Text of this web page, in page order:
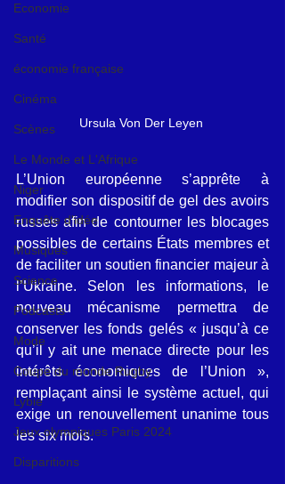
Economie
Santé
économie française
Cinéma
Scènes
Le Monde et L'Afrique
Niger
Enquête d'idée
Musiques
Science
Podcasts
Mode
Coupe du monde Rugby
Lybie
Jeux olympiques Paris 2024
Disparitions
Ursula Von Der Leyen
L’Union européenne s’apprête à
modifier son dispositif de gel des avoirs
russes afin de contourner les blocages
possibles de certains États membres et
de faciliter un soutien financier majeur à
l’Ukraine. Selon les informations, le
nouveau mécanisme permettra de
conserver les fonds gelés « jusqu’à ce
qu’il y ait une menace directe pour les
intérêts économiques de l’Union »,
remplaçant ainsi le système actuel, qui
exige un renouvellement unanime tous
les six mois.